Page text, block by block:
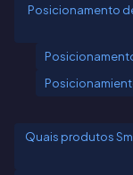
Posicionamento
Quais produtos